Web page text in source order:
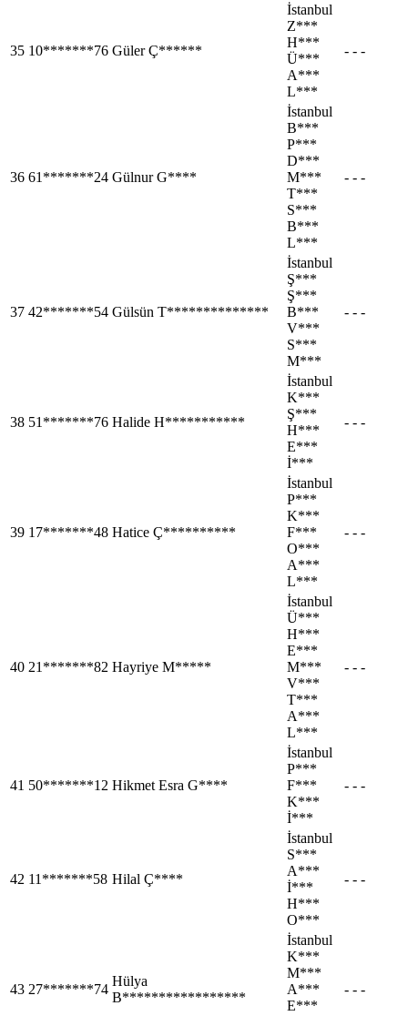
35 10*******76 Güler Ç******
İstanbul
Z***
H***
Ü***
A***
L***
- - -
36 61*******24 Gülnur G****
İstanbul
B***
P***
D***
M***
T***
S***
B***
L***
- - -
37 42*******54 Gülsün T**************
İstanbul
Ş***
Ş***
B***
V***
S***
M***
- - -
38 51*******76 Halide H***********
İstanbul
K***
Ş***
H***
E***
İ***
- - -
39 17*******48 Hatice Ç**********
İstanbul
P***
K***
F***
O***
A***
L***
- - -
40 21*******82 Hayriye M*****
İstanbul
Ü***
H***
E***
M***
V***
T***
A***
L***
- - -
41 50*******12 Hikmet Esra G****
İstanbul
P***
F***
K***
İ***
- - -
42 11*******58 Hilal Ç****
İstanbul
S***
A***
İ***
H***
O***
- - -
43 27*******74
Hülya
B*****************
İstanbul
K***
M***
A***
E***
- - -